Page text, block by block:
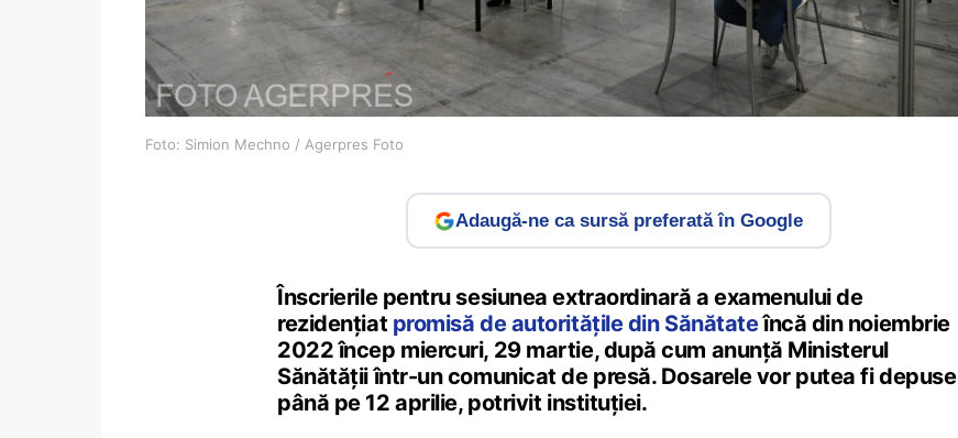
Foto: Simion Mechno / Agerpres Foto
Adaugă-ne ca sursă preferată în Google
Înscrierile pentru sesiunea extraordinară a examenului de
rezidențiat promisă de autoritățile din Sănătateîncă din noiembrie
2022 încep miercuri, 29 martie, după cum anunță Ministerul
Sănătății într-un comunicat de presă. Dosarele vor putea fi depuse
până pe 12 aprilie, potrivit instituției.